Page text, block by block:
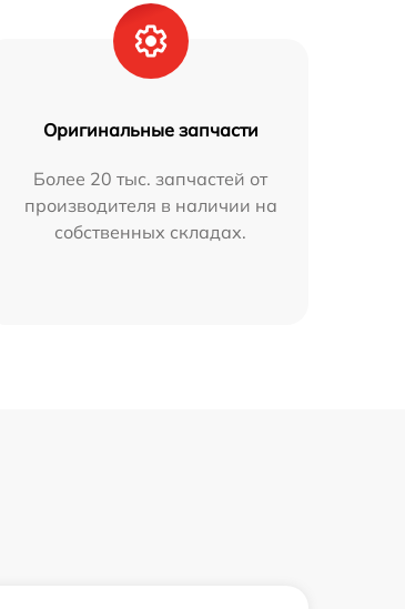
Оригинальные запчасти
Более 20 тыс. запчастей от
производителя в наличии на
собственных складах.